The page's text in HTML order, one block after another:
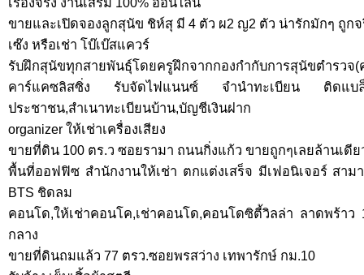
ขายและเปิดจองลูกสุนัข ชิห์สุ มี 4 ตัว ผ2 ญ2 ตัว น่ารักมักๆ ถูกจ
เซ๊ง หรือเช่า โบ๊เบ๊สแควร์
รับฝึกสุนัขทุกสายพันธุ์โดยครูฝึกจากกองกำกับการสุนัขตำรวจ
คาร์แคซลิสซิ่ง รับจัดไฟแนนซ์ จำนำทะเบียน ติดแบล็คลิ
ประชาชน,สำเนาทะเบียนบ้าน,บัญชีเงินฝาก
organizer ให้เช่าเครื่องเสียง
ขายที่ดิน 100 ตร.ว ซอยรามา ถนนกิ่งแก้ว ขายถูกๆเลยล้านเดีย
พื้นที่ออฟฟิซ สำนักงานให้เช่า ตกแต่งเสร็จ มีเฟอนิเจอร์ สา
BTS ชิดลม
คอนโด,ให้เช่าคอนโค,เช่าคอนโด,คอนโดซิตี้วิลล่า ลาดพร้าว
กลาง
ขายที่ดินถมแล้ว 77 ตรว.ซอยพรสว่าง เทพารักษ์ กม.10